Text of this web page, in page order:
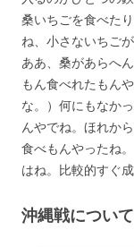
桑いちごを食べた
ね、小さないちご
ああ、桑があらへ
もん食べれたもん
な。）何にもなか
んやでね。ほれか
食べもんやったね
はね。比較的すぐ
沖縄戦について